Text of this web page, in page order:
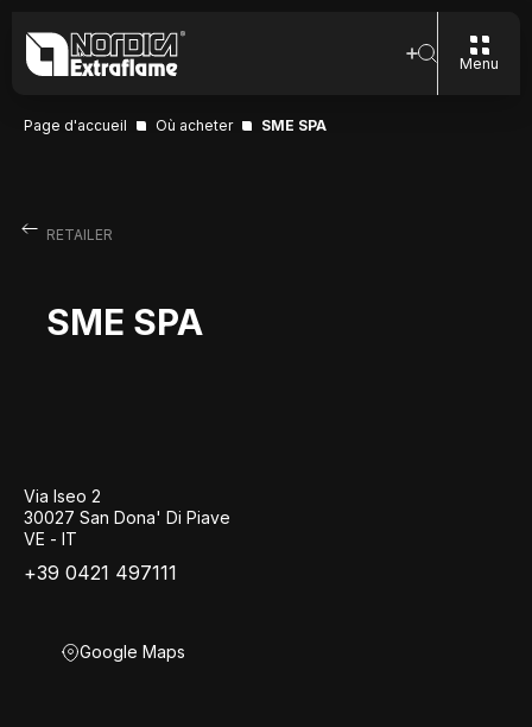
Menu
Page d'accueil Où acheter SME SPA
RETAILER
SME SPA
Via Iseo 2
30027 San Dona' Di Piave
VE - IT
+39 0421 497111
Google Maps